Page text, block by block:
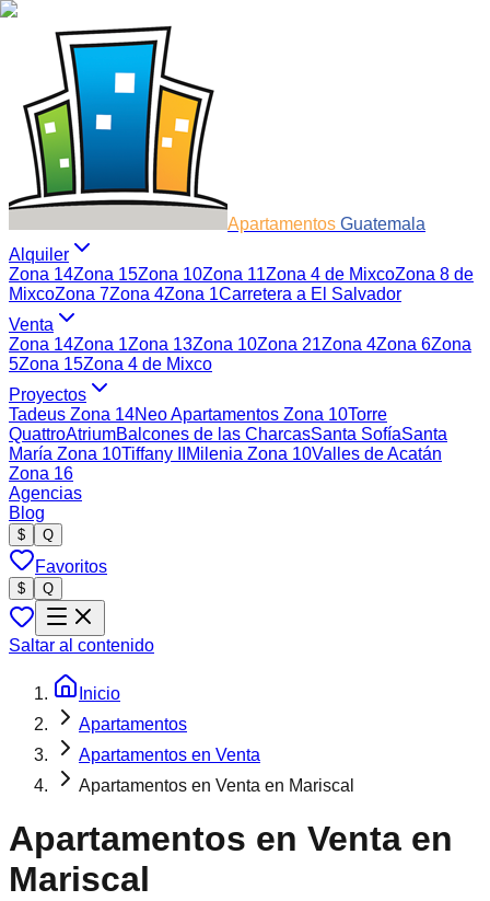
Apartamentos Guatemala
Alquiler
Zona 14Zona 15Zona 10Zona 11Zona 4 de MixcoZona 8 de
MixcoZona 7Zona 4Zona 1Carretera a El Salvador
Venta
Zona 14Zona 1Zona 13Zona 10Zona 21Zona 4Zona 6Zona
5Zona 15Zona 4 de Mixco
Proyectos
Tadeus Zona 14Neo Apartamentos Zona 10Torre
QuattroAtriumBalcones de las CharcasSanta SofíaSanta
María Zona 10Tiffany II Milenia Zona 10Valles de Acatán
Zona 16
Agencias
Blog
$ Q
Favoritos
$ Q
Saltar al contenido
Inicio
Apartamentos
Apartamentos en Venta
Apartamentos en Venta en Mariscal
Apartamentos en Venta en
Mariscal